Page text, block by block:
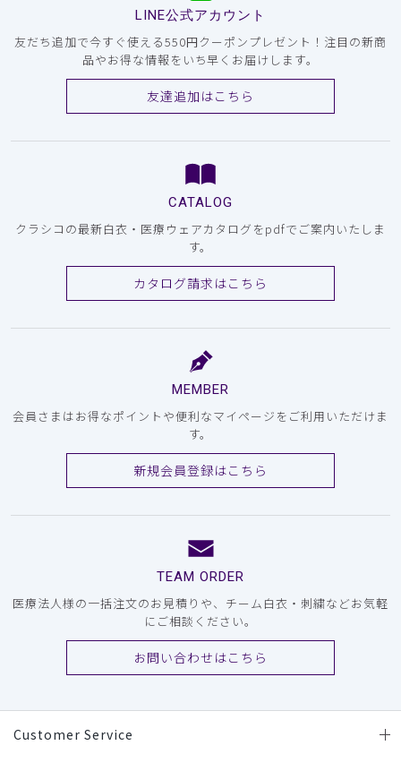
LINE公式アカウント
友だち追加で今すぐ使える550円クーポンプレゼント！注目の新商
品やお得な情報をいち早くお届けします。
友達追加はこちら
CATALOG
クラシコの最新白衣・医療ウェアカタログをpdfでご案内いたしま
す。
カタログ請求はこちら
MEMBER
会員さまはお得なポイントや便利なマイページをご利用いただけま
す。
新規会員登録はこちら
TEAM ORDER
医療法人様の一括注文のお見積りや、チーム白衣・刺繍などお気軽
にご相談ください。
お問い合わせはこちら
Customer Service